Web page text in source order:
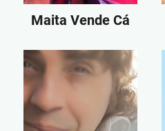
Maita Vende Cá